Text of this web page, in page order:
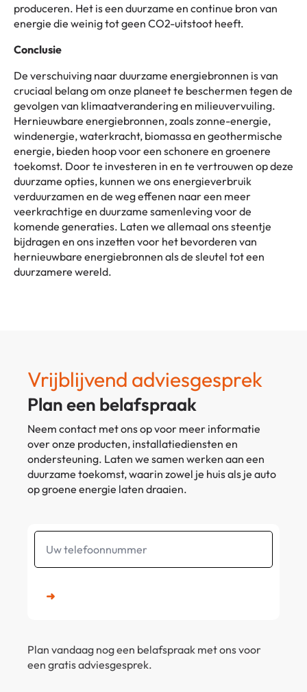
produceren. Het is een duurzame en continue bron van
energie die weinig tot geen CO2-uitstoot heeft.
Conclusie
De verschuiving naar duurzame energiebronnen is van
cruciaal belang om onze planeet te beschermen tegen de
gevolgen van klimaatverandering en milieuvervuiling.
Hernieuwbare energiebronnen, zoals zonne-energie,
windenergie, waterkracht, biomassa en geothermische
energie, bieden hoop voor een schonere en groenere
toekomst. Door te investeren in en te vertrouwen op deze
duurzame opties, kunnen we ons energieverbruik
verduurzamen en de weg effenen naar een meer
veerkrachtige en duurzame samenleving voor de
komende generaties. Laten we allemaal ons steentje
bijdragen en ons inzetten voor het bevorderen van
hernieuwbare energiebronnen als de sleutel tot een
duurzamere wereld.
Vrijblijvend adviesgesprek
Plan een belafspraak
Neem contact met ons op voor meer informatie
over onze producten, installatiediensten en
ondersteuning. Laten we samen werken aan een
duurzame toekomst, waarin zowel je huis als je auto
op groene energie laten draaien.
Uw
telefoonnummer
➜
Plan vandaag nog een belafspraak met ons voor
een gratis adviesgesprek.